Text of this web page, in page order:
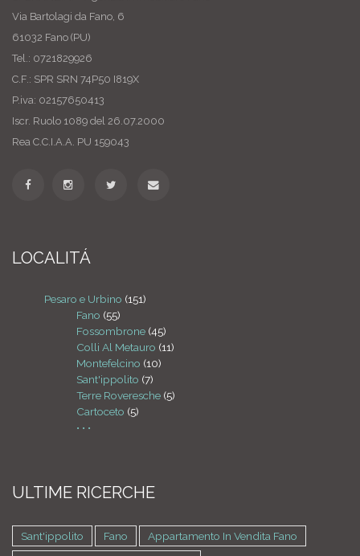
Via Bartolagi da Fano, 6
61032 Fano (PU)
Tel.: 0721829926
C.F.: SPR SRN 74P50 I819X
P.iva: 02157650413
Iscr. Ruolo 1089 del 26.07.2000
Rea C.C.I.A.A. PU 159043
LOCALITÁ
Pesaro e Urbino (151)
Fano (55)
Fossombrone (45)
Colli Al Metauro (11)
Montefelcino (10)
Sant'ippolito (7)
Terre Roveresche (5)
Cartoceto (5)
• • •
ULTIME RICERCHE
Sant'ippolito Fano
Appartamento In Vendita Fano